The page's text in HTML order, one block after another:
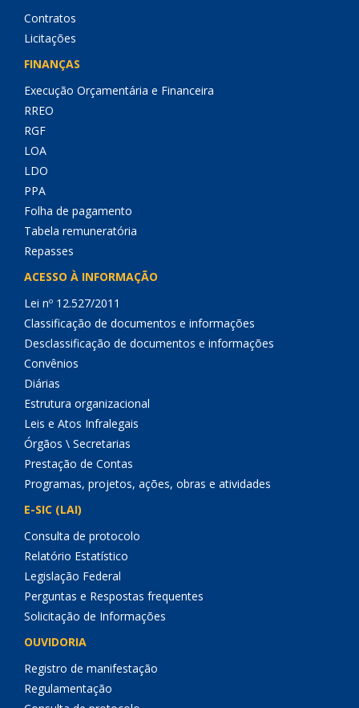
Contratos
Licitações
FINANÇAS
Execução Orçamentária e Financeira
RREO
RGF
LOA
LDO
PPA
Folha de pagamento
Tabela remuneratória
Repasses
ACESSO À INFORMAÇÃO
Lei nº 12.527/2011
Classificação de documentos e informações
Desclassificação de documentos e informações
Convênios
Diárias
Estrutura organizacional
Leis e Atos Infralegais
Órgãos \ Secretarias
Prestação de Contas
Programas, projetos, ações, obras e atividades
E-SIC (LAI)
Consulta de protocolo
Relatório Estatístico
Legislação Federal
Perguntas e Respostas frequentes
Solicitação de Informações
OUVIDORIA
Registro de manifestação
Regulamentação